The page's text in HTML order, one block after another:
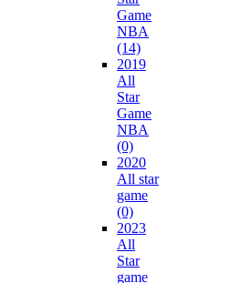
Game
NBA
(14)
2019
All
Star
Game
NBA
(0)
2020
All star
game
(0)
2023
All
Star
game